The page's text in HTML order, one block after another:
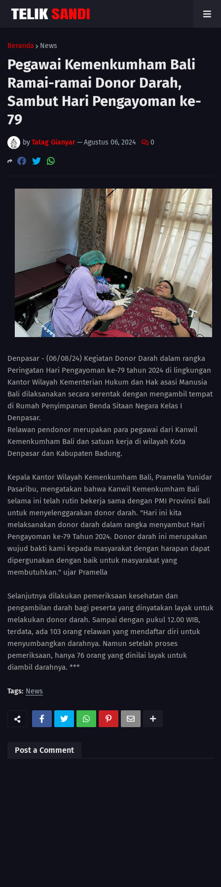
Beranda News
Pegawai Kemenkumham Bali
Ramai-ramai Donor Darah,
Sambut Hari Pengayoman ke-
79
byTatag Gianyar—Agustus 06, 2024 0
Denpasar - (06/08/24) Kegiatan Donor Darah dalam rangka
Peringatan Hari Pengayoman ke-79 tahun 2024 di lingkungan
Kantor Wilayah Kementerian Hukum dan Hak asasi Manusia
Bali dilaksanakan secara serentak dengan mengambil tempat
di Rumah Penyimpanan Benda Sitaan Negara Kelas I
Denpasar.
Relawan pendonor merupakan para pegawai dari Kanwil
Kemenkumham Bali dan satuan kerja di wilayah Kota
Denpasar dan Kabupaten Badung.
Kepala Kantor Wilayah Kemenkumham Bali, Pramella Yunidar
Pasaribu, mengatakan bahwa Kanwil Kemenkumham Bali
selama ini telah rutin bekerja sama dengan PMI Provinsi Bali
untuk menyelenggarakan donor darah. "Hari ini kita
melaksanakan donor darah dalam rangka menyambut Hari
Pengayoman ke-79 Tahun 2024. Donor darah ini merupakan
wujud bakti kami kepada masyarakat dengan harapan dapat
dipergunakan dengan baik untuk masyarakat yang
membutuhkan." ujar Pramella
Selanjutnya dilakukan pemeriksaan kesehatan dan
pengambilan darah bagi peserta yang dinyatakan layak untuk
melakukan donor darah. Sampai dengan pukul 12.00 WIB,
terdata, ada 103 orang relawan yang mendaftar diri untuk
menyumbangkan darahnya. Namun setelah proses
pemeriksaan, hanya 76 orang yang dinilai layak untuk
diambil darahnya. ***
Tags: News
Post a Comment